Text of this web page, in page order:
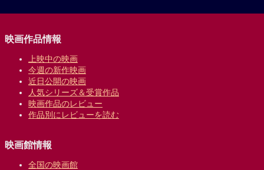
映画作品情報
上映中の映画
今週の新作映画
近日公開の映画
人気シリーズ＆受賞作品
映画作品のレビュー
作品別にレビューを読む
映画館情報
全国の映画館